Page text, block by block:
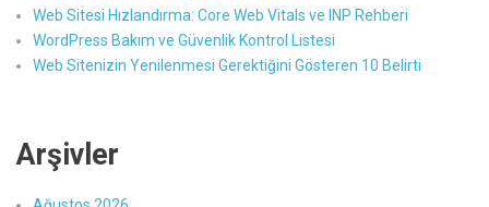
Web Sitesi Hızlandırma: Core Web Vitals ve INP Rehberi
WordPress Bakım ve Güvenlik Kontrol Listesi
Web Sitenizin Yenilenmesi Gerektiğini Gösteren 10 Belirti
Arşivler